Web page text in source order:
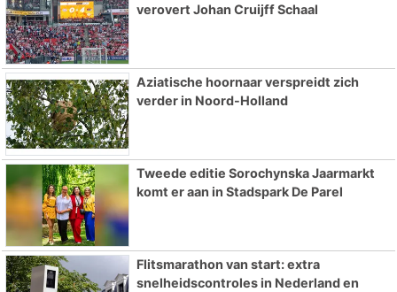
verovert Johan Cruijff Schaal
Aziatische hoornaar verspreidt zich
verder in Noord-Holland
Tweede editie Sorochynska Jaarmarkt
komt er aan in Stadspark De Parel
Flitsmarathon van start: extra
snelheidscontroles in Nederland en